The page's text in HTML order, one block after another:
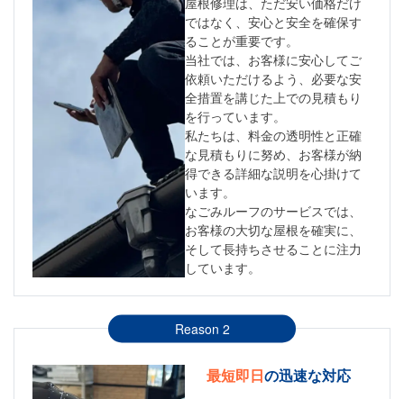
ではなく、安心と安全を確保す
ることが重要です。
当社では、お客様に安心してご
依頼いただけるよう、必要な安
全措置を講じた上での見積もり
を行っています。
私たちは、料金の透明性と正確
な見積もりに努め、お客様が納
得できる詳細な説明を心掛けて
います。
なごみルーフのサービスでは、
お客様の大切な屋根を確実に、
そして長持ちさせることに注力
しています。
Reason 2
最短即日の迅速な対応